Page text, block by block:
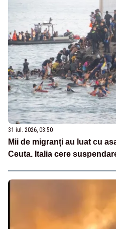
31 iul. 2026, 08:50
Mii de migranți au luat cu
Ceuta. Italia cere